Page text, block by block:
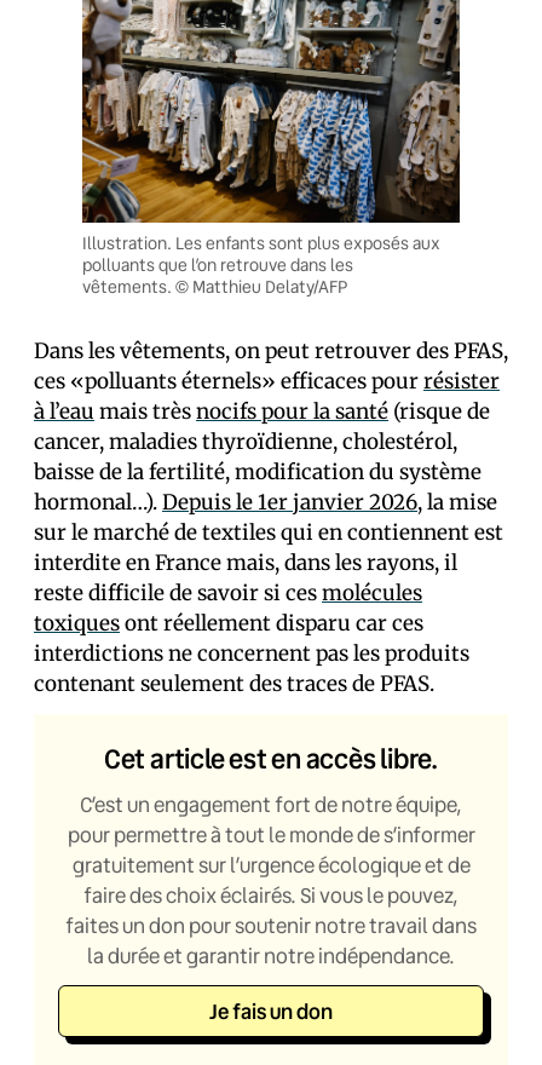
Illustration. Les enfants sont plus exposés aux
polluants que l’on retrouve dans les
vêtements. © Matthieu Delaty/AFP
Dans les vêtements, on peut retrouver des PFAS,
ces «polluants éternels» efficaces pourrésister
à l’eau mais trèsnocifs pour la santé (risque de
cancer, maladies thyroïdienne, cholestérol,
baisse de la fertilité, modification du système
hormonal…).Depuis le 1er janvier 2026, la mise
sur le marché de textiles qui en contiennent est
interdite en France mais, dans les rayons, il
reste difficile de savoir si cesmolécules
toxiquesont réellement disparu car ces
interdictions ne concernent pas les produits
contenant seulement des traces de PFAS.
Cet article est en accès libre.
C’est un engagement fort de notre équipe,
pour permettre à tout le monde de s’informer
gratuitement sur l’urgence écologique et de
faire des choix éclairés. Si vous le pouvez,
faites un don pour soutenir notre travail dans
la durée et garantir notre indépendance.
Je fais un don